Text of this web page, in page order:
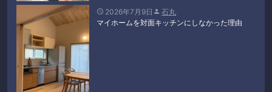
 2026年7月9日  石丸
マイホームを対面キッチンにしなかった理由